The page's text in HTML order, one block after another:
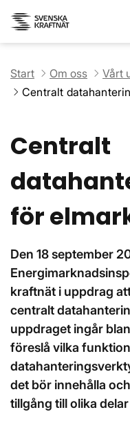
Start Om oss Vårt
Centralt
Centralt
för
Den 18 september
kraftnät i uppdrag
centralt
uppdraget ingår
föreslå vilka
det bör innehålla
tillgång till olika